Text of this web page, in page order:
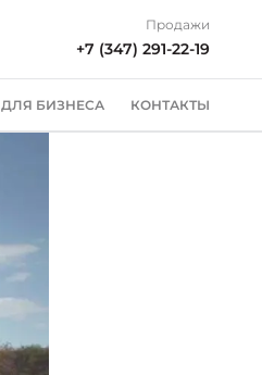
Продажи
+7 (347) 291-22-19
ДЛЯ БИЗНЕСА КОНТАКТЫ